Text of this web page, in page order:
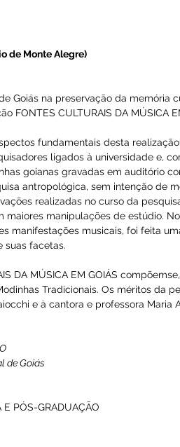
— I tapací)
(fragmento)
de Monte Alegre)
FONTES CULTURAIS DA
aspectos fundamentais
pesquisadores ligados à